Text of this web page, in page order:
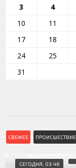
3
4
10
11
17
18
24
25
31
СВЕЖЕЕ ПРОИСШЕСТВИЕ
СЕГОДНЯ, 03:46